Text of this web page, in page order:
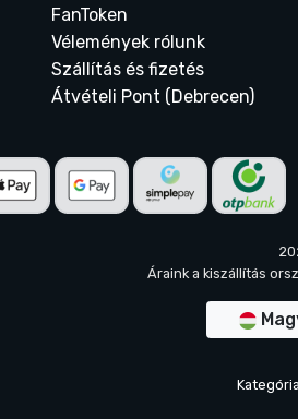
FanToken
Vélemények rólunk
Szállítás és fizetés
Átvételi Pont (Debrecen)
Áraink a kiszállítás